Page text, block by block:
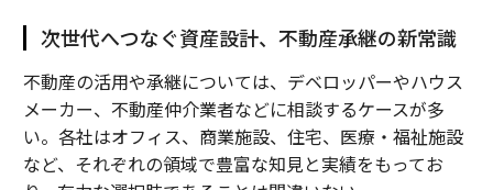
次世代へつなぐ資産設計、不動産承継の新常識
不動産の活用や承継については、デベロッパーやハウス
メーカー、不動産仲介業者などに相談するケースが多
い。各社はオフィス、商業施設、住宅、医療・福祉施設
など、それぞれの領域で豊富な知見と実績をもってお